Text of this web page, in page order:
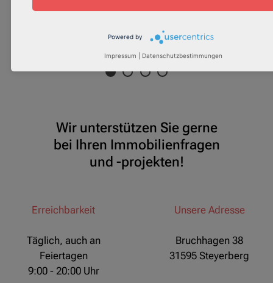
54,53 m² - 62,96 m²
269.570,00 € – 311.250,00 €
87,17 m² - 153,66 m²
Wir unterstützen Sie gerne
bei Ihren Immobilienfragen
und -projekten!
Erreichbarkeit
Täglich, auch an
Feiertagen
9:00 - 20:00 Uhr
Unsere Adresse
Bruchhagen 38
31595 Steyerberg
Powered by
Impressum Datenschutzbestimmungen